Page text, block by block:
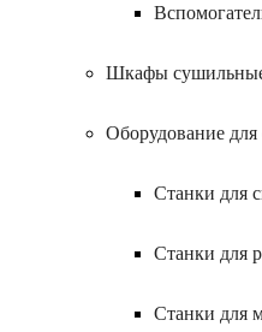
Шкафы
Оборудование для
Станки для
Станки для
Станки для